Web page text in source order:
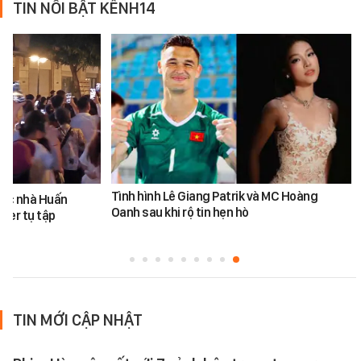
TIN NỔI BẬT KÊNH14
nhà Huấn
tụ tập
Tình hình Lê Giang Patrik và MC Hoàng
Oanh sau khi rộ tin hẹn hò
TIN MỚI CẬP NHẬT